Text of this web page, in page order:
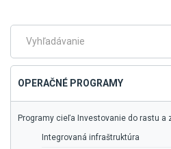
hlavné
menu
Fulltextové
OPERAČNÉ PROGRAMY
Programy cieľa Investovanie do rastu a
Integrovaná infraštruktúra